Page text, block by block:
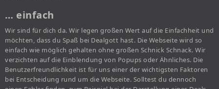
… einfach
Wir sind für dich da. Wir legen großen Wert auf die Einfachheit und
möchten, dass du Spaß bei Dealgott hast. Die Webseite wird so
einfach wie möglich gehalten ohne großen Schnick Schnack. Wir
verzichten auf die Einblendung von Popups oder Ähnliches. Die
Benutzerfreundlichkeit ist für uns einer der wichtigsten Faktoren
bei Entscheidung rund um die Webseite. Solltest du dennoch